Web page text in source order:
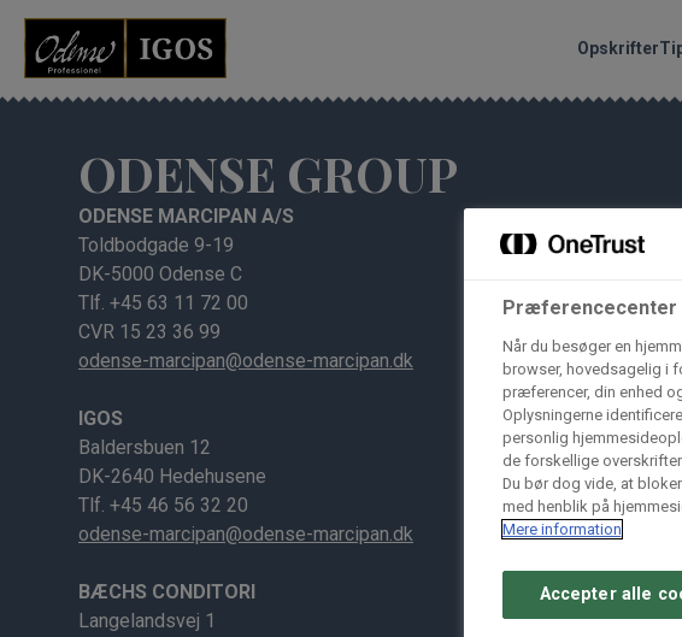
Opskrifter
ODENSE GROUP
ODENSE MARCIPAN A/S
Toldbodgade 9-19
DK-5000 Odense C
Tlf. +45 63 11 72 00
CVR 15 23 36 99
odense-marcipan@odense-marcipan.dk
IGOS
Baldersbuen 12
DK-2640 Hedehusene
Tlf. +45 46 56 32 20
odense-marcipan@odense-marcipan.dk
BÆCHS CONDITORI
Langelandsvej 1
Grossister der
AB Catering A/S Arctic Import
Condi ApS Dagrofa
INCO Cash &
Procater ApS
personlige
Bliv medlem af
Præferencecenter
Når du besøger en
browser, hovedsagelig i
præferencer, din enhed
Oplysningerne
personlig
de forskellige
Du bør dog vide, at
med henblik på
Mere information
Accepter alle